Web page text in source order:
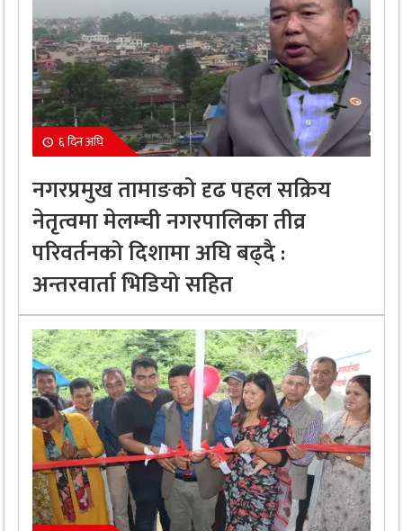
६ दिन अघि
नगरप्रमुख तामाङको दृढ पहल सक्रिय
नेतृत्वमा मेलम्ची नगरपालिका तीव्र
परिवर्तनको दिशामा अघि बढ्दै :
अन्तरवार्ता भिडियो सहित